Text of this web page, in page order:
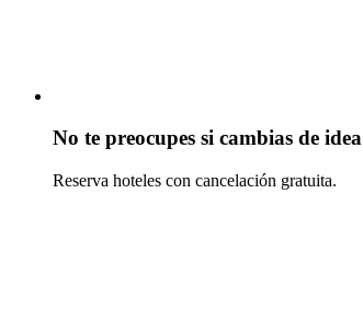
No te preocupes si cambias de idea
Reserva hoteles con cancelación gratuita.